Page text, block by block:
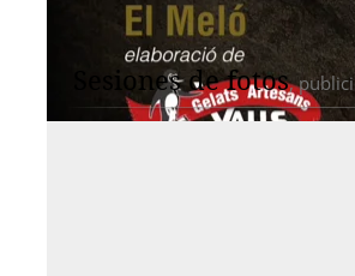
Sesiones de fotos,